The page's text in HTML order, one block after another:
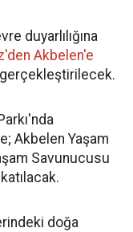
duyarlılığına
Akbelen'e
gerçekleştirilecek.
Akbelen Yaşam
Savunucusu
doğa